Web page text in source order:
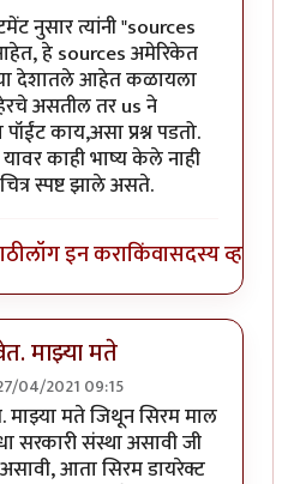
नुसार त्यांनी "sources
हे sources अमेरिकेत
देशातले आहेत कळायला
असतील तर us ने
काय,असा प्रश्न पडतो.
काही भाष्य केले नाही
स्पष्ट झाले असते.
लॉग इन कराकिंवासदस्य व्हा
माझ्या मते
04/2021 09:15
शक्य असते तर यूएसे सोडूनby
माझ्या मते जिथून सिरम माल
सरकारी संस्था असावी जी
आता सिरम डायरेक्ट